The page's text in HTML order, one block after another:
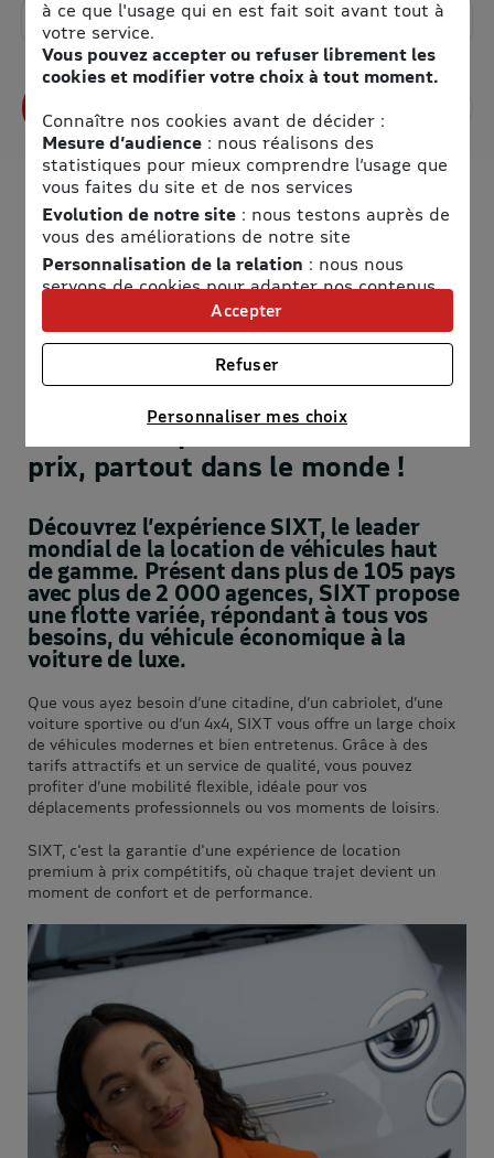
Détails et conditions de l’offre
Profitez de l’offre
SIXT
La location premium au meilleur
prix, partout dans le monde !
Découvrez l’expérience SIXT, le leader
mondial de la location de véhicules haut
de gamme. Présent dans plus de 105 pays
avec plus de 2 000 agences, SIXT propose
une flotte variée, répondant à tous vos
besoins, du véhicule économique à la
voiture de luxe.
Que vous ayez besoin d’une citadine, d’un cabriolet, d’une
voiture sportive ou d’un 4x4, SIXT vous offre un large choix
de véhicules modernes et bien entretenus. Grâce à des
tarifs attractifs et un service de qualité, vous pouvez
profiter d’une mobilité flexible, idéale pour vos
déplacements professionnels ou vos moments de loisirs.
SIXT, c'est la garantie d'une expérience de location
premium à prix compétitifs, où chaque trajet devient un
moment de confort et de performance.
à ce que l'usage qui en est fait soit avant tout à
votre service.
Vous pouvez accepter ou refuser librement les
cookies et modifier votre choix à tout moment.
Connaître nos cookies avant de décider :
Mesure d’audience: nous réalisons des
statistiques pour mieux comprendre l’usage que
vous faites du site et de nos services
Evolution de notre site: nous testons auprès de
vous des améliorations de notre site
Personnalisation de la relation : nous nous
servons de cookies pour adapter nos contenus
et personnaliser nos offres
Univers publicitaire: nous utilisons avec nos
partenaires des cookies pour afficher des
publicités personnalisées
Connaître notre politique cookies et la liste de nos
Personnaliser mes choix
Refuser
Accepter